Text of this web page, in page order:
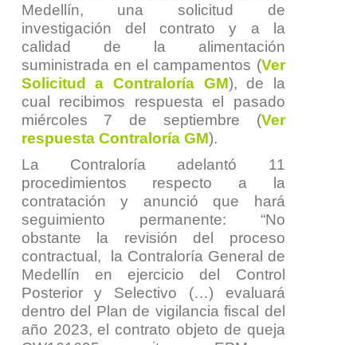
Medellín, una solicitud de
investigación del contrato y a la
calidad de la alimentación
suministrada en el campamentos (Ver
Solicitud a Contraloría GM), de la
cual recibimos respuesta el pasado
miércoles 7 de septiembre (Ver
respuesta Contraloría GM).
La Contraloría adelantó 11
procedimientos respecto a la
contratación y anunció que hará
seguimiento permanente: “No
obstante la revisión del proceso
contractual, la Contraloría General de
Medellín en ejercicio del Control
Posterior y Selectivo (…) evaluará
dentro del Plan de vigilancia fiscal del
año 2023, el contrato objeto de queja